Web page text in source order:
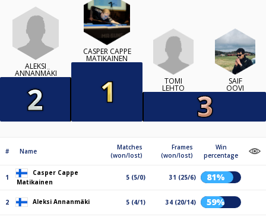
ALEKSI
ANNANMÄKI
CASPER CAPPE
MATIKAINEN
TOMI
LEHTO
SAIF
OOVI
# Name
Matches
(won/lost)
Frames
(won/lost)
Win
percentage
1
Casper Cappe
Matikainen
5 (5/0) 31 (25/6) 81%
2 Aleksi Annanmäki 5 (4/1) 34 (20/14) 59%